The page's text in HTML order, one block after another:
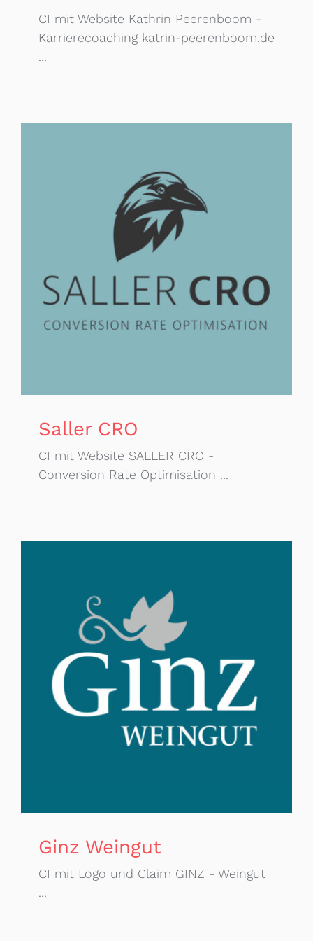
CI mit Website Kathrin Peerenboom -
Karrierecoaching katrin-peerenboom.de
...
Saller CRO
CI mit Website SALLER CRO -
Conversion Rate Optimisation ...
Ginz Weingut
CI mit Logo und Claim GINZ - Weingut
...